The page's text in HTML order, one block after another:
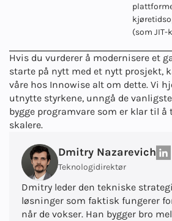
(som JIT-
Hvis du vurderer å modernisere et
starte på nytt med et nytt prosjekt,
våre hos Innowise alt om dette. Vi
utnytte styrkene, unngå de
bygge programvare som er klar til å
skalere.
Dmitry Nazarevich
Teknologidirektør
Dmitry leder den tekniske
løsninger som faktisk fungerer
når de vokser. Han bygger bro